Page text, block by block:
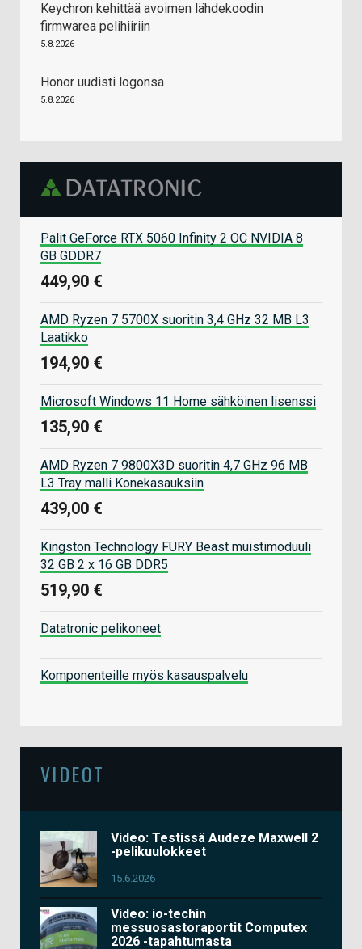
Keychron kehittää avoimen lähdekoodin
firmwarea pelihiiriin
5.8.2026
Honor uudisti logonsa
5.8.2026
Palit GeForce RTX 5060 Infinity 2 OC NVIDIA 8
GB GDDR7
449,90 €
AMD Ryzen 7 5700X suoritin 3,4 GHz 32 MB L3
Laatikko
194,90 €
Microsoft Windows 11 Home sähköinen lisenssi
135,90 €
AMD Ryzen 7 9800X3D suoritin 4,7 GHz 96 MB
L3 Tray malli Konekasauksiin
439,00 €
Kingston Technology FURY Beast muistimoduuli
32 GB 2 x 16 GB DDR5
519,90 €
Datatronic pelikoneet
Komponenteille myös kasauspalvelu
VIDEOT
Video: Testissä Audeze Maxwell 2
-pelikuulokkeet
15.6.2026
Video: io-techin
messuosastoraportit Computex
2026 -tapahtumasta